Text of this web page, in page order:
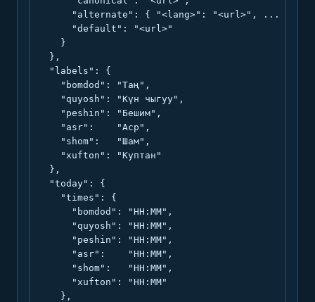
      "alternate": { "<lang>": "<url>", ... },
      "default": "<url>"
    }
  },
  "labels": {
    "bomdod": "Таң",
    "quyosh": "Күн чыгуу",
    "peshin": "Бешим",
    "asr":    "Аср",
    "shom":   "Шам",
    "xufton": "Куптан"
  },
  "today": {
    "times": {
      "bomdod": "HH:MM",
      "quyosh": "HH:MM",
      "peshin": "HH:MM",
      "asr":    "HH:MM",
      "shom":   "HH:MM",
      "xufton": "HH:MM"
    },